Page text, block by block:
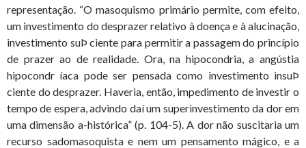
representação. “O masoquismo primário permite, com efeito,
um investimento do desprazer relativo à doença e à alucinação,
investimento suÞ ciente para permitir a passagem do princípio
de prazer ao de realidade. Ora, na hipocondria, a angústia
hipocondr íaca pode ser pensada como investimento insuÞ
ciente do desprazer. Haveria, então, impedimento de investir o
tempo de espera, advindo daí um superinvestimento da dor em
uma dimensão a-histórica” (p. 104-5). A dor não suscitaria um
recurso sadomasoquista e nem um pensamento mágico, e a